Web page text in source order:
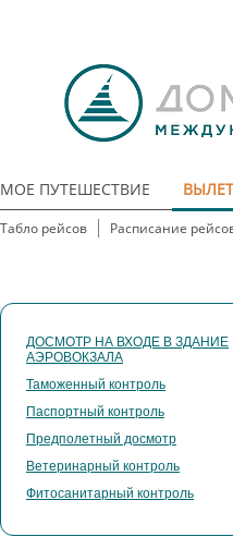
МОЕ ПУТЕШЕСТВИЕ ВЫЛЕТ
Табло рейсов Расписание
ДОСМОТР НА ВХОДЕ В ЗДАНИЕ
АЭРОВОКЗАЛА
Таможенный контроль
Паспортный контроль
Предполетный досмотр
Ветеринарный контроль
Фитосанитарный контроль